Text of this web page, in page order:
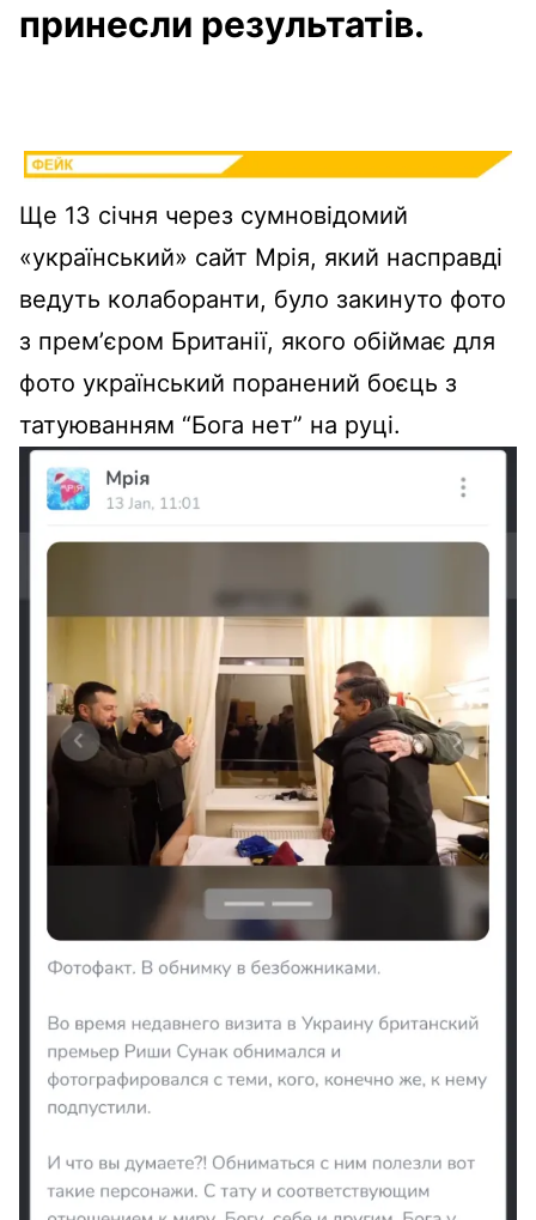
принесли результатів.
Ще 13 січня через сумновідомий
«український» сайт Мрія, який насправді
ведуть колаборанти, було закинуто фото
з премʼєром Британії, якого обіймає для
фото український поранений боєць з
татуюванням “Бога нет” на руці.